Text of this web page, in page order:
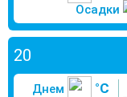
Осадки
20
Днем °C